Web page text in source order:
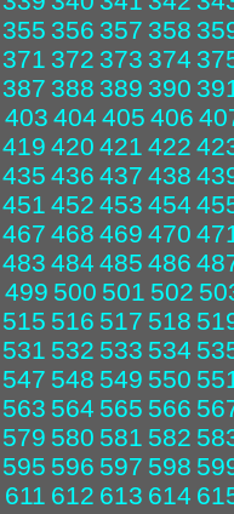
355 356 357 358
371 372 373 374
387 388 389 390
403 404 405 406
419 420 421 422
435 436 437 438
451 452 453 454
467 468 469 470
483 484 485 486
499 500 501 502
515 516 517 518
531 532 533 534
547 548 549 550
563 564 565 566
579 580 581 582
595 596 597 598
611 612 613 614